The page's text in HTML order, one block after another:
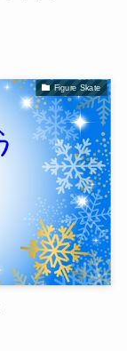
Figure Skate